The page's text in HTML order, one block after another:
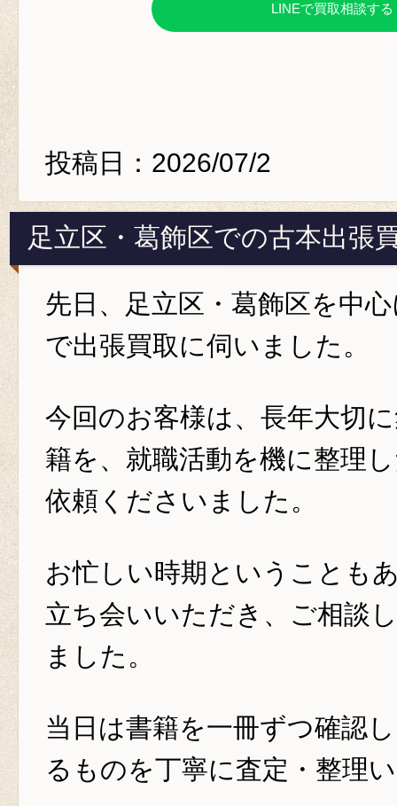
LINEで買取相談する
投稿日：2026/07/2
足立区・葛飾区での古本出張
先日、足立区・葛飾区を中
で出張買取に伺いました。
今回のお客様は、長年大切
籍を、就職活動を機に整理
依頼くださいました。
お忙しい時期ということも
立ち会いいただき、ご相談
ました。
当日は書籍を一冊ずつ確認
るものを丁寧に査定・整理